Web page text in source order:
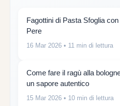
Fagottini di Pasta Sfoglia
Pere
16 Mar 2026 • 11 min di lettura
Come fare il ragù alla
un sapore autentico
15 Mar 2026 • 10 min di lettura